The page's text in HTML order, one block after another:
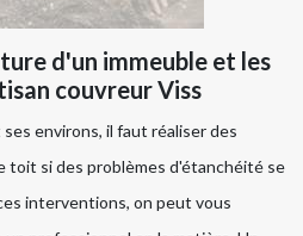
d'un immeuble et les
couvreur Viss
environs, il faut réaliser des
toit si des problèmes d'étanchéité se
interventions, on peut vous